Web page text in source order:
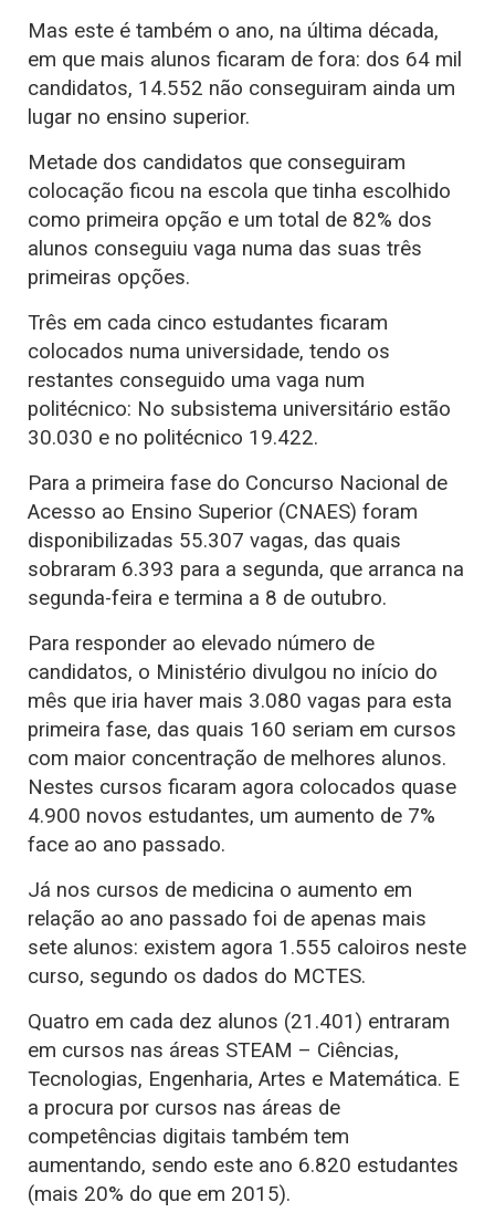
Mas este é também o ano, na última década,
em que mais alunos ficaram de fora: dos 64 mil
candidatos, 14.552 não conseguiram ainda um
lugar no ensino superior.
Metade dos candidatos que conseguiram
colocação ficou na escola que tinha escolhido
como primeira opção e um total de 82% dos
alunos conseguiu vaga numa das suas três
primeiras opções.
Três em cada cinco estudantes ficaram
colocados numa universidade, tendo os
restantes conseguido uma vaga num
politécnico: No subsistema universitário estão
30.030 e no politécnico 19.422.
Para a primeira fase do Concurso Nacional de
Acesso ao Ensino Superior (CNAES) foram
disponibilizadas 55.307 vagas, das quais
sobraram 6.393 para a segunda, que arranca na
segunda-feira e termina a 8 de outubro.
Para responder ao elevado número de
candidatos, o Ministério divulgou no início do
mês que iria haver mais 3.080 vagas para esta
primeira fase, das quais 160 seriam em cursos
com maior concentração de melhores alunos.
Nestes cursos ficaram agora colocados quase
4.900 novos estudantes, um aumento de 7%
face ao ano passado.
Já nos cursos de medicina o aumento em
relação ao ano passado foi de apenas mais
sete alunos: existem agora 1.555 caloiros neste
curso, segundo os dados do MCTES.
Quatro em cada dez alunos (21.401) entraram
em cursos nas áreas STEAM – Ciências,
Tecnologias, Engenharia, Artes e Matemática. E
a procura por cursos nas áreas de
competências digitais também tem
aumentando, sendo este ano 6.820 estudantes
(mais 20% do que em 2015).